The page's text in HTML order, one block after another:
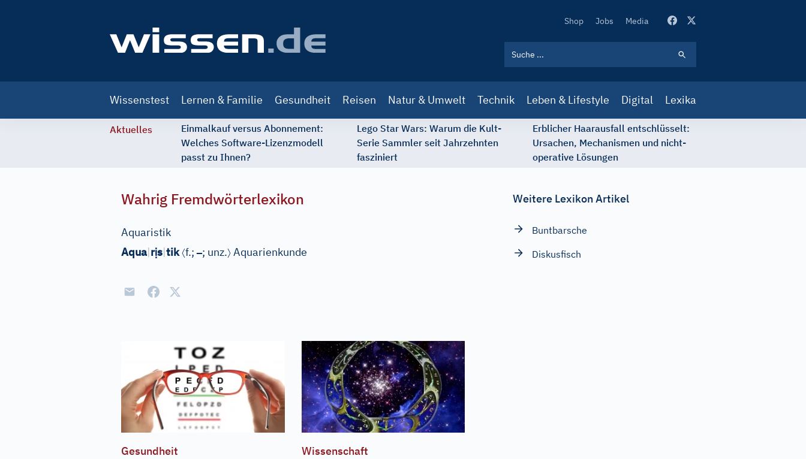
Secondary
Shop Jobs Media
navigation
Wissenstest Lernen & Familie Gesundheit Reisen Natur & Umwelt Technik Leben & Lifestyle Digital Lexika
Aktuelles
Einmalkauf versus Abonnement:
Welches Software-Lizenzmodell
passt zu Ihnen?
Lego Star Wars: Warum die Kult-
Serie Sammler seit Jahrzehnten
fasziniert
Erblicher Haarausfall entschlüsselt:
Ursachen, Mechanismen und nicht-
operative Lösungen
Wahrig Fremdwörterlexikon
Aquaristik
Aqua|rịs|tik〈f.;–; unz.〉Aquarienkunde
Gesundheit Wissenschaft
Weitere Lexikon Artikel
Buntbarsche
Diskusfisch